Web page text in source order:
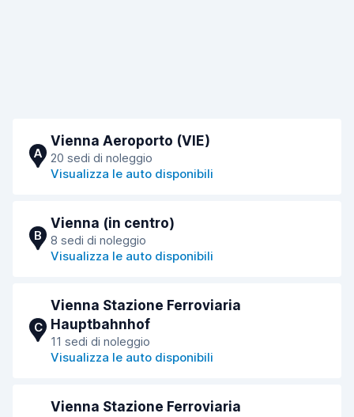
A
Vienna Aeroporto (VIE)
20 sedi di noleggio
Visualizza le auto disponibili
B
Vienna (in centro)
8 sedi di noleggio
Visualizza le auto disponibili
C
Vienna Stazione Ferroviaria
Hauptbahnhof
11 sedi di noleggio
Visualizza le auto disponibili
Vienna Stazione Ferroviaria